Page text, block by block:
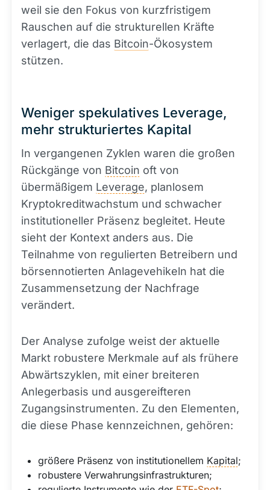
weil sie den Fokus von kurzfristigem
Rauschen auf die strukturellen Kräfte
verlagert, die das Bitcoin-Ökosystem
stützen.
Weniger spekulatives Leverage,
mehr strukturiertes Kapital
In vergangenen Zyklen waren die großen
Rückgänge von Bitcoin oft von
übermäßigem Leverage, planlosem
Kryptokreditwachstum und schwacher
institutioneller Präsenz begleitet. Heute
sieht der Kontext anders aus. Die
Teilnahme von regulierten Betreibern und
börsennotierten Anlagevehikeln hat die
Zusammensetzung der Nachfrage
verändert.
Der Analyse zufolge weist der aktuelle
Markt robustere Merkmale auf als frühere
Abwärtszyklen, mit einer breiteren
Anlegerbasis und ausgereifteren
Zugangsinstrumenten. Zu den Elementen,
die diese Phase kennzeichnen, gehören:
größere Präsenz von institutionellem Kapital;
robustere Verwahrungsinfrastrukturen;